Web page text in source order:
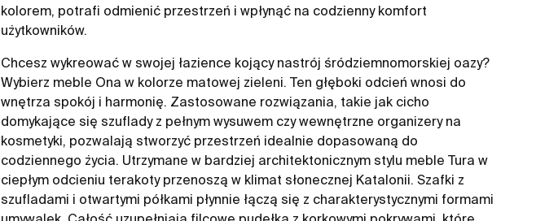
kolorem, potrafi odmienić przestrzeń i wpłynąć na codzienny komfort
użytkowników.
Chcesz wykreować w swojej łazience kojący nastrój śródziemnomorskiej oazy?
Wybierz meble Ona w kolorze matowej zieleni. Ten głęboki odcień wnosi do
wnętrza spokój i harmonię. Zastosowane rozwiązania, takie jak cicho
domykające się szuflady z pełnym wysuwem czy wewnętrzne organizery na
kosmetyki, pozwalają stworzyć przestrzeń idealnie dopasowaną do
codziennego życia. Utrzymane w bardziej architektonicznym stylu meble Tura w
ciepłym odcieniu terakoty przenoszą w klimat słonecznej Katalonii. Szafki z
szufladami i otwartymi półkami płynnie łączą się z charakterystycznymi formami